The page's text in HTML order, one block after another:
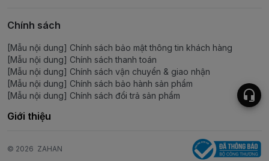
Chính sách
[Mẫu nội dung] Chính sách bảo mật thông tin khách hàng
[Mẫu nội dung] Chính sách thanh toán
[Mẫu nội dung] Chính sách vận chuyển & giao nhận
[Mẫu nội dung] Chính sách bảo hành sản phẩm
[Mẫu nội dung] Chính sách đổi trả sản phẩm
Giới thiệu
© 2026 ZAHAN